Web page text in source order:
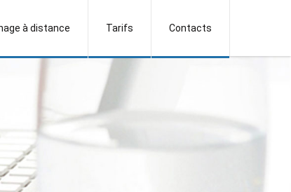
à distance Tarifs Contacts